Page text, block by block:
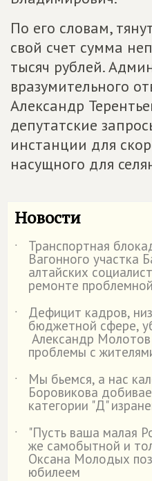
По его словам,
свой счет сумма
тысяч рублей.
вразумительного
Александр
депутатские
инстанции для
насущного для
Новости
˙ Транспортная
Вагонного участка
алтайских
ремонте
˙
Дефицит кадров,
бюджетной сфере,
Александр
проблемы с
˙
Мы бьемся, а нас
Боровикова
категории "Д"
˙
"Пусть ваша малая
же самобытной и
Оксана Молодых
юбилеем